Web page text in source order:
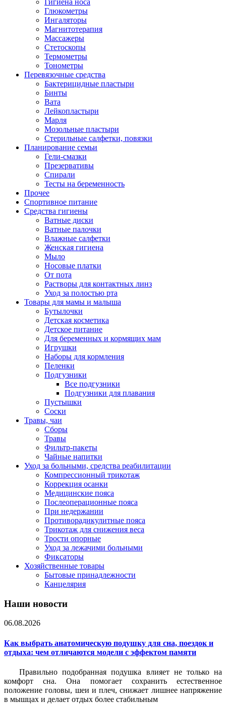
Гигиена носа
Глюкометры
Ингаляторы
Магнитотерапия
Массажеры
Стетоскопы
Термометры
Тонометры
Перевязочные средства
Бактерицидные пластыри
Бинты
Вата
Лейкопластыри
Марля
Мозольные пластыри
Стерильные салфетки, повязки
Планирование семьи
Гели-смазки
Презервативы
Спирали
Тесты на беременность
Прочее
Спортивное питание
Средства гигиены
Ватные диски
Ватные палочки
Влажные салфетки
Женская гигиена
Мыло
Носовые платки
От пота
Растворы для контактных линз
Уход за полостью рта
Товары для мамы и малыша
Бутылочки
Детская косметика
Детское питание
Для беременных и кормящих мам
Игрушки
Наборы для кормления
Пеленки
Подгузники
Все подгузники
Подгузники для плавания
Пустышки
Соски
Травы, чаи
Сборы
Травы
Фильтр-пакеты
Чайные напитки
Уход за больными, средства реабилитации
Компрессионный трикотаж
Коррекция осанки
Медицинские пояса
Послеоперационные пояса
При недержании
Противорадикулитные пояса
Трикотаж для снижения веса
Трости опорные
Уход за лежачими больными
Фиксаторы
Хозяйственные товары
Бытовые принадлежности
Канцелярия
Наши новости
06.08.2026
Как выбрать анатомическую подушку для сна, поездок и
отдыха: чем отличаются модели с эффектом памяти
Правильно подобранная подушка влияет не только на
комфорт сна. Она помогает сохранить естественное
положение головы, шеи и плеч, снижает лишнее напряжение
в мышцах и делает отдых более стабильным